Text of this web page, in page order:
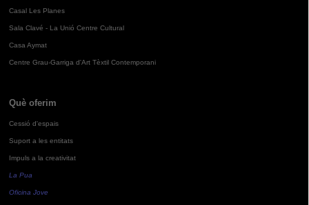
Casal Les Planes
Sala Clavé - La Unió Centre Cultural
Casa Aymat
Centre Grau-Garriga d'Art Tèxtil Contemporani
Què oferim
Cessió d'espais
Suport a les entitats
Impuls a la creativitat
La Pua
Oficina Jove